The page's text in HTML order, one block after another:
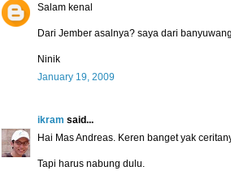
Salam kenal
Dari Jember asalnya? saya dari
Ninik
January 19, 2009
ikram said...
Hai Mas Andreas. Keren banget yak
Tapi harus nabung dulu.